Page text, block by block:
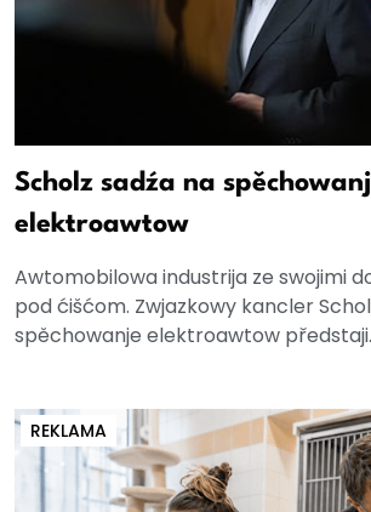
Scholz sadźa na
elektroawtow
Awtomobilowa industrija ze swojimi
pod ćišćom. Zwjazkowy kancler
spěchowanje elektroawtow
REKLAMA